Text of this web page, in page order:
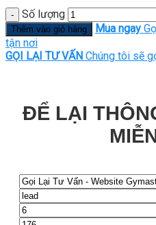
Số lượng
Thêm vào giỏ hàng Mua ngay
tận nơi
GỌI LẠI TƯ VẤN Chúng tôi sẽ
ĐỂ LẠI